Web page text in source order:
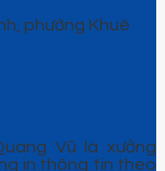
phường Khuê
Vũ là xưởng
in thông tin theo